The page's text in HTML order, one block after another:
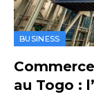
BUSINESS
au Togo :